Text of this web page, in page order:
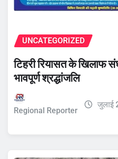
UNCATEGORIZED
टिहरी रियासत के खिलाफ
भावपूर्ण श्रद्धांजलि
Regional Reporter
जुलाई